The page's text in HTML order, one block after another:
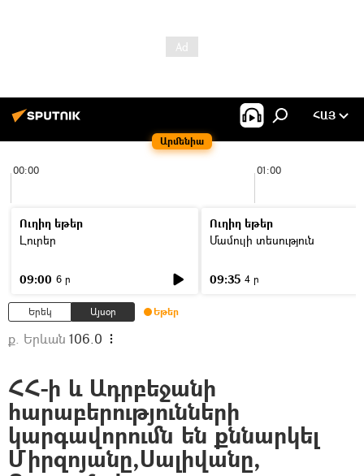
Արմենիա
ՀԱՅ
00:00 01:00
Ուղիղ եթեր
Լուրեր
09:00 6 ր
Ուղիղ եթեր
Մամուլի տեսություն
09:35 4 ր
Երեկ Այսօր Եթեր
ք. Երևան 106.0
ՀՀ-ի և Ադրբեջանի
հարաբերությունների
կարգավորումն են քննարկել
Միրզոյանը,Սալիվանը,